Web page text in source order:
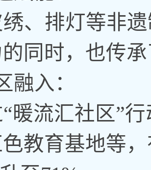
、排灯等非
同时，也传
融入：
“暖流汇社区”
教育基地等